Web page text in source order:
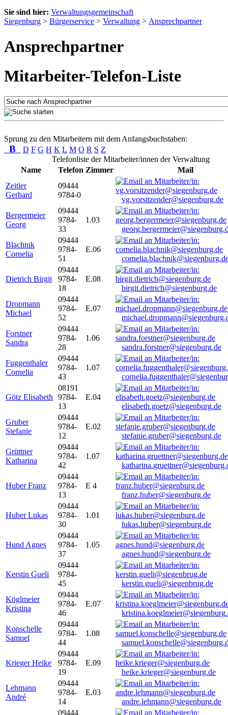
Sie sind hier: Verwaltungsgemeinschaft
Siegenburg > Bürgerservice > Verwaltung > Ansprechpartner
Ansprechpartner
Mitarbeiter-Telefon-Liste
Sprung zu den Mitarbeitern mit dem Anfangsbuchstaben:
B D F G H K L M O R S Z
Telefonliste der Mitarbeiter/innen der Verwaltung
Name
Telefon Zimmer
Mail
Zeitler
Gerhard
09444
9784-0
vg.vorsitzender@siegenburg.de
Bergermeier
Georg
09444
9784-
33
1.03
Blachnik
Cornelia
09444
9784-
51
E.06
Dietrich Birgit
09444
9784-
18
E.08
birgit.dietrich@siegenburg.de
Dropmann
Michael
09444
9784-
52
E.07
Forstner
Sandra
09444
9784-
28
1.06
sandra.forstner@siegenburg.de
Fuggenthaler
Cornelia
09444
9784-
43
1.07
Götz Elisabeth
08191
9784-
13
E.04
elisabeth.goetz@siegenburg.de
Gruber
Stefanie
09444
9784-
12
E.02
stefanie.gruber@siegenburg.de
Grüttner
Katharina
09444
9784-
42
1.07
Huber Franz
09444
9784-
13
E 4
franz.huber@siegenburg.de
Huber Lukas
09444
9784-
30
1.01
lukas.huber@siegenburg.de
Hund Agnes
09444
9784-
37
1.05
agnes.hund@siegenburg.de
Kerstin Gueli
09444
9784-
45
kerstin.gueli@siegenbrug.de
Köglmeier
Kristina
09444
9784-
46
E.07
Konschelle
Samuel
09444
9784-
44
1.08
Krieger Heike
09444
9784-
19
E.09
heike.krieger@siegenburg.de
Lehmann
André
09444
9784-
14
E.03
andre.lehmann@siegenburg.de
09444